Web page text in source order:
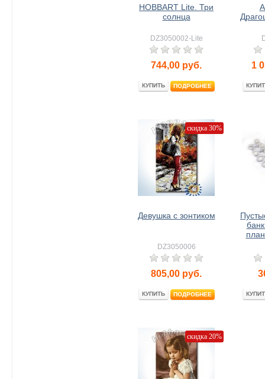
HOBBART Lite. Три
солнца
DZ3050002-Lite
744,00 руб.
КУПИТЬ ПОДРОБНЕЕ
1
скидка 30%
Девушка с зонтиком
DZ3050006
805,00 руб.
КУПИТЬ ПОДРОБНЕЕ
скидка 20%